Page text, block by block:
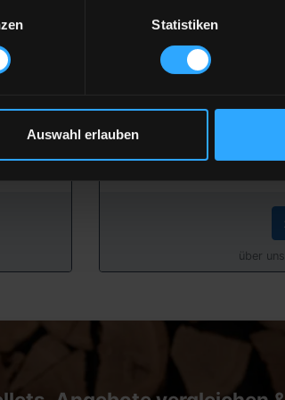
Statistiken
Auswahl erlauben
inkl.
inkl.
über